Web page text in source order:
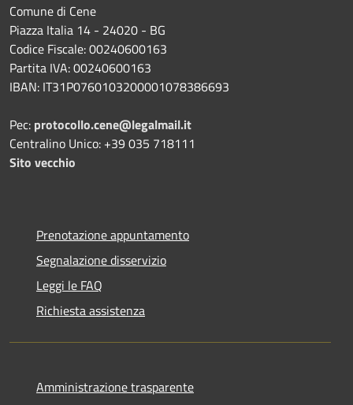
Comune di Cene
Piazza Italia 14 - 24020 - BG
Codice Fiscale: 00240600163
Partita IVA: 00240600163
IBAN: IT31P0760103200001078386693
Pec: protocollo.cene@legalmail.it
Centralino Unico: +39 035 718111
Sito vecchio
Prenotazione appuntamento
Segnalazione disservizio
Leggi le FAQ
Richiesta assistenza
Amministrazione trasparente